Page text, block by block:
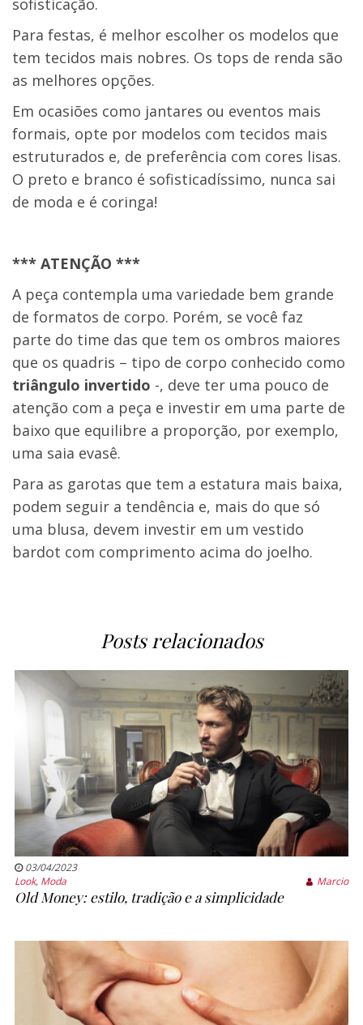
sofisticação.
Para festas, é melhor escolher os modelos que
tem tecidos mais nobres. Os tops de renda são
as melhores opções.
Em ocasiões como jantares ou eventos mais
formais, opte por modelos com tecidos mais
estruturados e, de preferência com cores lisas.
O preto e branco é sofisticadíssimo, nunca sai
de moda e é coringa!
*** ATENÇÃO ***
A peça contempla uma variedade bem grande
de formatos de corpo. Porém, se você faz
parte do time das que tem os ombros maiores
que os quadris – tipo de corpo conhecido como
triângulo invertido -, deve ter uma pouco de
atenção com a peça e investir em uma parte de
baixo que equilibre a proporção, por exemplo,
uma saia evasê.
Para as garotas que tem a estatura mais baixa,
podem seguir a tendência e, mais do que só
uma blusa, devem investir em um vestido
bardot com comprimento acima do joelho.
Posts relacionados
03/04/2023
Look, Moda Marcio
Old Money: estilo, tradição e a simplicidade